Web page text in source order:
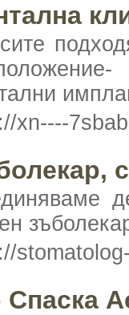
xn----
Спаска